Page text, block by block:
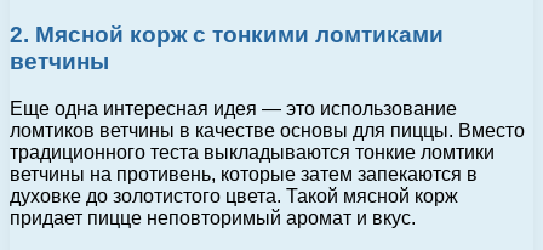
2. Мясной корж с тонкими ломтиками
ветчины
Еще одна интересная идея — это использование
ломтиков ветчины в качестве основы для пиццы. Вместо
традиционного теста выкладываются тонкие ломтики
ветчины на противень, которые затем запекаются в
духовке до золотистого цвета. Такой мясной корж
придает пицце неповторимый аромат и вкус.